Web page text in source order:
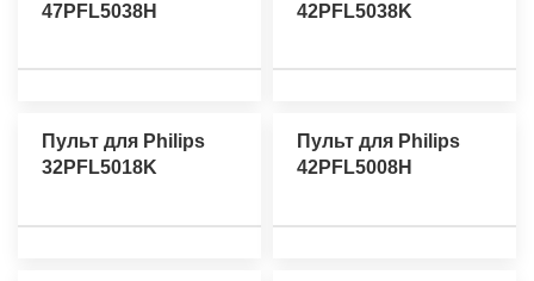
47PFL5038H
42PFL5038K
Пульт для Philips
32PFL5018K
Пульт для Philips
42PFL5008H